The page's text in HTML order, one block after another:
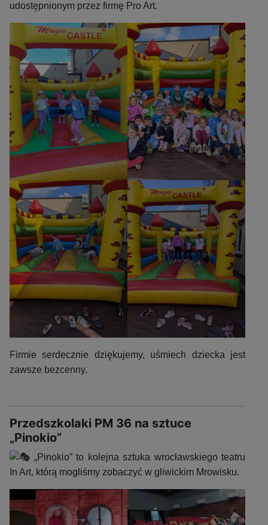
udostępnionym przez firmę Pro Art.
Firmie serdecznie dziękujemy, uśmiech dziecka jest
zawsze bezcenny.
Przedszkolaki PM 36 na sztuce
„Pinokio”
„Pinokio” to kolejna sztuka wrocławskiego teatru
In Art, którą mogliśmy zobaczyć w gliwickim Mrowisku.